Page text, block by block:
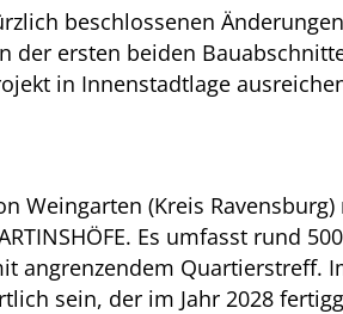
beschlossenen
ersten beiden
in Innenstadtlage
Weingarten (Kreis
Es umfasst rund
angrenzendem Quartierstreff.
sein, der im Jahr 2028